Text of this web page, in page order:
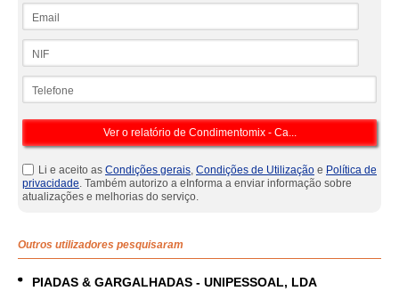
Li e aceito as Condições gerais, Condições de Utilização e Política de
privacidade. Também autorizo a eInforma a enviar informação sobre
atualizações e melhorias do serviço.
Outros utilizadores pesquisaram
PIADAS & GARGALHADAS - UNIPESSOAL, LDA